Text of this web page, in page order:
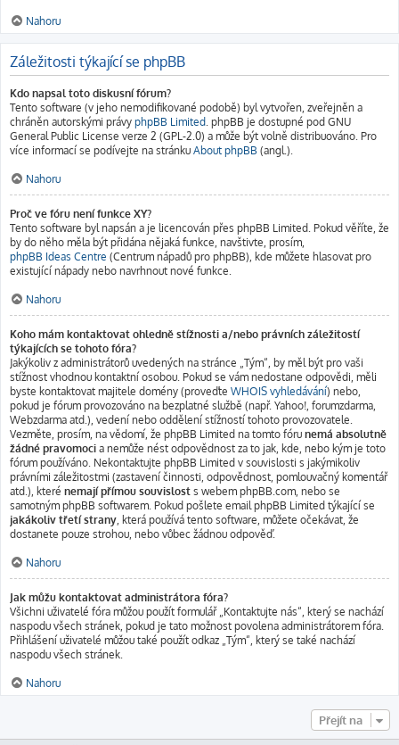
Nahoru
Záležitosti týkající se phpBB
Kdo napsal toto diskusní fórum?
Tento software (v jeho nemodifikované podobě) byl vytvořen, zveřejněn a
chráněn autorskými právy phpBB Limited. phpBB je dostupné pod GNU
General Public License verze 2 (GPL-2.0) a může být volně distribuováno. Pro
více informací se podívejte na stránku About phpBB (angl.).
Nahoru
Proč ve fóru není funkce XY?
Tento software byl napsán a je licencován přes phpBB Limited. Pokud věříte, že
by do něho měla být přidána nějaká funkce, navštivte, prosím,
phpBB Ideas Centre (Centrum nápadů pro phpBB), kde můžete hlasovat pro
existující nápady nebo navrhnout nové funkce.
Nahoru
Koho mám kontaktovat ohledně stížnosti a/nebo právních záležitostí
týkajících se tohoto fóra?
Jakýkoliv z administrátorů uvedených na stránce „Tým“, by měl být pro vaši
stížnost vhodnou kontaktní osobou. Pokud se vám nedostane odpovědi, měli
byste kontaktovat majitele domény (proveďte WHOIS vyhledávání) nebo,
pokud je fórum provozováno na bezplatné službě (např. Yahoo!, forumzdarma,
Webzdarma atd.), vedení nebo oddělení stížností tohoto provozovatele.
Vezměte, prosím, na vědomí, že phpBB Limited na tomto fóru nemá absolutně
žádné pravomoci a nemůže nést odpovědnost za to jak, kde, nebo kým je toto
fórum používáno. Nekontaktujte phpBB Limited v souvislosti s jakýmikoliv
právními záležitostmi (zastavení činnosti, odpovědnost, pomlouvačný komentář
atd.), které nemají přímou souvislost s webem phpBB.com, nebo se
samotným phpBB softwarem. Pokud pošlete email phpBB Limited týkající se
jakákoliv třetí strany, která používá tento software, můžete očekávat, že
dostanete pouze strohou, nebo vůbec žádnou odpověď.
Nahoru
Jak můžu kontaktovat administrátora fóra?
Všichni uživatelé fóra můžou použít formulář „Kontaktujte nás“, který se nachází
naspodu všech stránek, pokud je tato možnost povolena administrátorem fóra.
Přihlášení uživatelé můžou také použít odkaz „Tým“, který se také nachází
naspodu všech stránek.
Nahoru
Přejít na